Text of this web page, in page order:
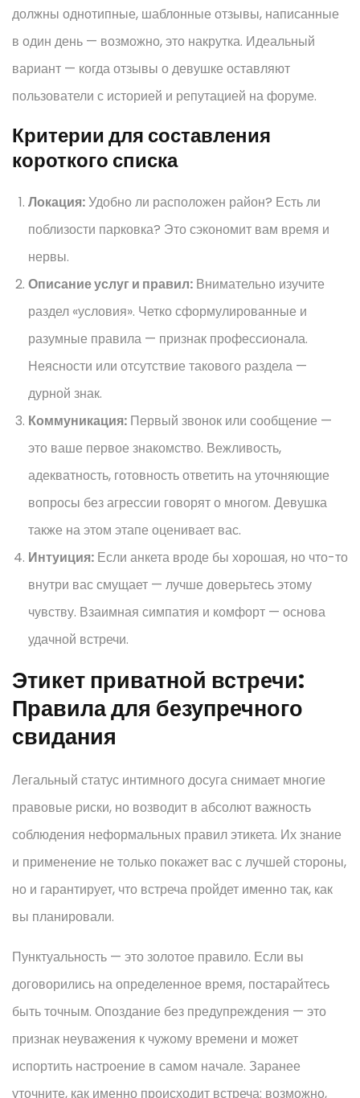
должны однотипные, шаблонные отзывы, написанные
в один день — возможно, это накрутка. Идеальный
вариант — когда отзывы о девушке оставляют
пользователи с историей и репутацией на форуме.
Критерии для составления
короткого списка
Локация:Удобно ли расположен район? Есть ли
поблизости парковка? Это сэкономит вам время и
нервы.
Описание услуг и правил: Внимательно изучите
раздел «условия». Четко сформулированные и
разумные правила — признак профессионала.
Неясности или отсутствие такового раздела —
дурной знак.
Коммуникация: Первый звонок или сообщение —
это ваше первое знакомство. Вежливость,
адекватность, готовность ответить на уточняющие
вопросы без агрессии говорят о многом. Девушка
также на этом этапе оценивает вас.
Интуиция: Если анкета вроде бы хорошая, но что-то
внутри вас смущает — лучше доверьтесь этому
чувству. Взаимная симпатия и комфорт — основа
удачной встречи.
Этикет приватной встречи:
Правила для безупречного
свидания
Легальный статус интимного досуга снимает многие
правовые риски, но возводит в абсолют важность
соблюдения неформальных правил этикета. Их знание
и применение не только покажет вас с лучшей стороны,
но и гарантирует, что встреча пройдет именно так, как
вы планировали.
Пунктуальность — это золотое правило. Если вы
договорились на определенное время, постарайтесь
быть точным. Опоздание без предупреждения — это
признак неуважения к чужому времени и может
испортить настроение в самом начале. Заранее
уточните, как именно происходит встреча: возможно,